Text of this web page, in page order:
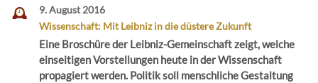
9. August 2016
Wissenschaft: Mit Leibniz in die düstere Zukunft
Eine Broschüre der Leibniz-Gemeinschaft zeigt, welche
einseitigen Vorstellungen heute in der Wissenschaft
propagiert werden. Politik soll menschliche Gestaltung